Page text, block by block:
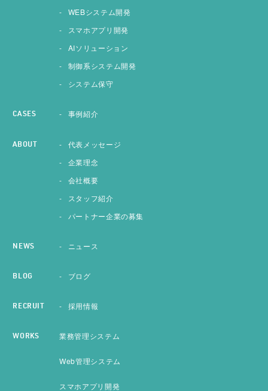
WEBシステム開発
スマホアプリ開発
AIソリューション
制御系システム開発
システム保守
CASES 事例紹介
ABOUT
代表メッセージ
企業理念
会社概要
スタッフ紹介
パートナー企業の募集
NEWS ニュース
BLOG ブログ
RECRUIT 採用情報
WORKS 業務管理システム
Web管理システム
スマホアプリ開発